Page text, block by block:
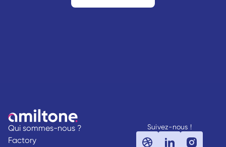
Suivez-nous !
Qui sommes-nous ?
Factory